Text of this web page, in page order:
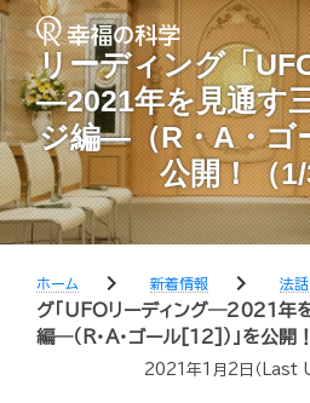
リーディング「
―2021年を見通す
ジ編―（R・A・ゴ
公開！（
ホーム chevron_right 新着情報 chevron_right 法話
グ「UFOリーディング―2021年
編―（R・A・ゴール[12]）」を公開
2021年1月2日 （Last